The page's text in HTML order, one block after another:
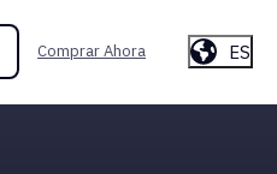
Comprar Ahora ES